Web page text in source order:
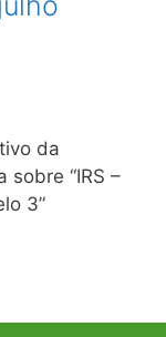
da
“IRS –
3”